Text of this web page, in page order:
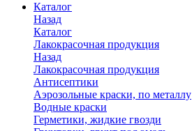
Каталог
Назад
Каталог
Лакокрасочная продукция
Назад
Лакокрасочная продукция
Антисептики
Аэрозольные краски, по металлу
Водные краски
Герметики, жидкие гвозди